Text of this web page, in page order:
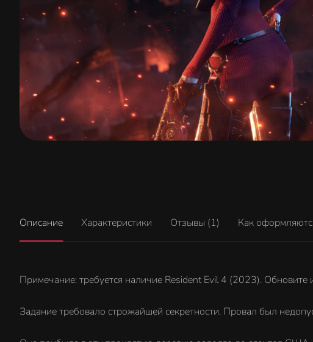
Описание Характеристики Отзывы (1) Как
Примечание: требуется наличие Resident Evil 4 (2023).
Задание требовало строжайшей секретности. Провал был